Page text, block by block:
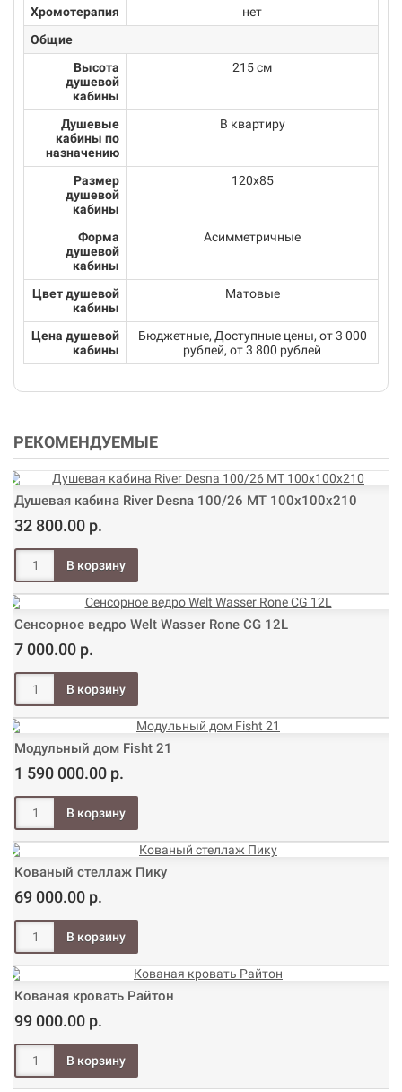
Хромотерапия
нет
Общие
Высота
душевой
кабины
215 см
Душевые
кабины по
назначению
В квартиру
Размер
душевой
кабины
120x85
Форма
душевой
кабины
Асимметричные
Цвет душевой
кабины
Матовые
Цена душевой
кабины
Бюджетные, Доступные цены, от 3 000
рублей, от 3 800 рублей
РЕКОМЕНДУЕМЫЕ
Душевая кабина River Desna 100/26 МТ 100х100х210
32 800.00 р.
Сенсорное ведро Welt Wasser Rone CG 12L
7 000.00 р.
Модульный дом Fisht 21
1 590 000.00 р.
Кованый стеллаж Пику
69 000.00 р.
Кованая кровать Райтон
99 000.00 р.